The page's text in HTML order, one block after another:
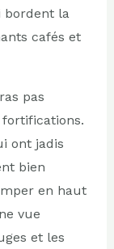
bordent la
cafés et
pas
fortifications.
ont jadis
bien
en haut
vue
et les